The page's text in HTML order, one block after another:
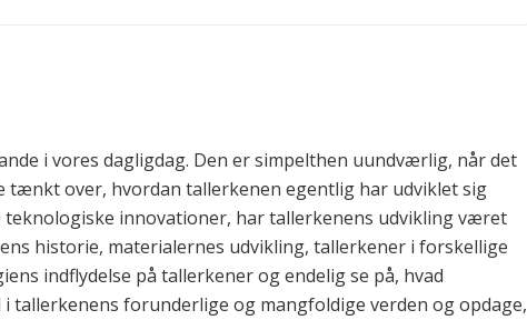
i vores dagligdag. Den er simpelthen uundværlig, når det
tænkt over, hvordan tallerkenen egentlig har udviklet sig
innovationer, har tallerkenens udvikling været
historie, materialernes udvikling, tallerkener i forskellige
indflydelse på tallerkener og endelig se på, hvad
tallerkenens forunderlige og mangfoldige verden og opdage,